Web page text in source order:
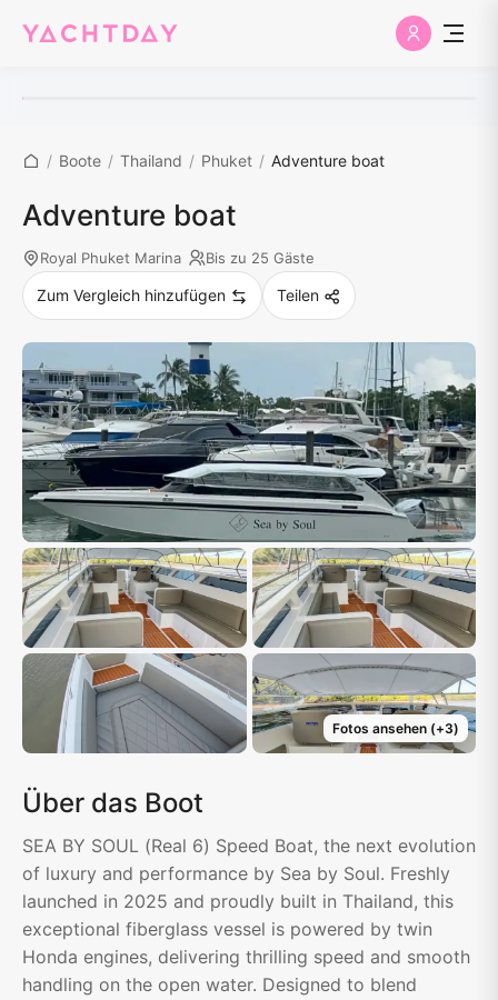
/ Boote / Thailand / Phuket / Adventure boat
Adventure boat
Royal Phuket Marina Bis zu 25 Gäste
Zum Vergleich hinzufügen Teilen
Fotos ansehen(+3)
Über das Boot
SEA BY SOUL (Real 6) Speed Boat, the next evolution
of luxury and performance by Sea by Soul. Freshly
launched in 2025 and proudly built in Thailand, this
exceptional fiberglass vessel is powered by twin
Honda engines, delivering thrilling speed and smooth
handling on the open water. Designed to blend